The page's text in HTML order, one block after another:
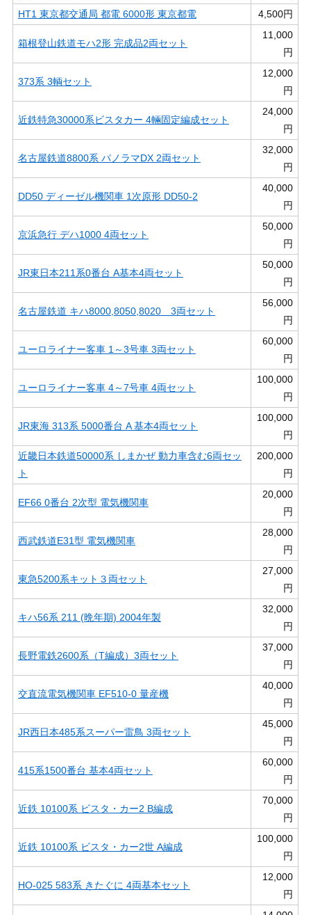
HT1 東京都交通局 都電 6000形 東京都電
4,500円
箱根登山鉄道モハ2形 完成品2両セット
11,000
円
373系 3輌セット
12,000
円
近鉄特急30000系ビスタカー 4輛固定編成セット
24,000
円
名古屋鉄道8800系 パノラマDX 2両セット
32,000
円
DD50 ディーゼル機関車 1次原形 DD50-2
40,000
円
京浜急行 デハ1000 4両セット
50,000
円
JR東日本211系0番台 A基本4両セット
50,000
円
名古屋鉄道 キハ8000,8050,8020 3両セット
56,000
円
ユーロライナー客車 1～3号車 3両セット
60,000
円
ユーロライナー客車 4～7号車 4両セット
100,000
円
JR東海 313系 5000番台 A 基本4両セット
100,000
円
近畿日本鉄道50000系 しまかぜ 動力車含む6両セッ
ト
200,000
円
EF66 0番台 2次型 電気機関車
20,000
円
西武鉄道E31型 電気機関車
28,000
円
東急5200系キット３両セット
27,000
円
キハ56系 211 (晩年期) 2004年製
32,000
円
長野電鉄2600系（T編成）3両セット
37,000
円
交直流電気機関車 EF510-0 量産機
40,000
円
JR西日本485系スーパー雷鳥 3両セット
45,000
円
415系1500番台 基本4両セット
60,000
円
近鉄 10100系 ビスタ・カー2 B編成
70,000
円
近鉄 10100系 ビスタ・カー2世 A編成
100,000
円
HO-025 583系 きたぐに 4両基本セット
12,000
円